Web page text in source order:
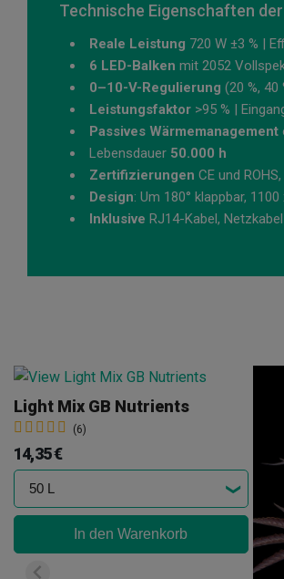
Technische Eigenschaften
Reale Leistung 720 W ±3 % |
6 LED-Balken mit 2052
0–10-V-Regulierung (20 %, 40
Leistungsfaktor >95 % |
Passives Wärmemanagement
Lebensdauer 50.000 h
Zertifizierungen CE und
Design: Um 180° klappbar,
Inklusive RJ14-Kabel,
Light Mix GB Nutrients
(6)
14,35 €
In den Warenkorb